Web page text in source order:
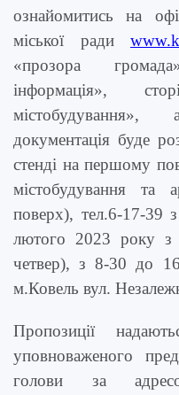
ознайомитись на
міської ради
«прозора
інформація»,
документація буде
стенді на першому
містобудування та
поверх), тел.6-17-39 з
лютого 2023 року з
четвер), з 8-30 до
м.Ковель вул.
Пропозиції
уповноваженого
голови за